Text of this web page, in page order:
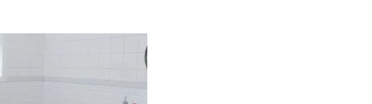
vežimėliui vonią?